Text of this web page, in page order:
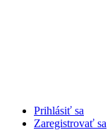
Prihlásiť sa
Zaregistrovať sa